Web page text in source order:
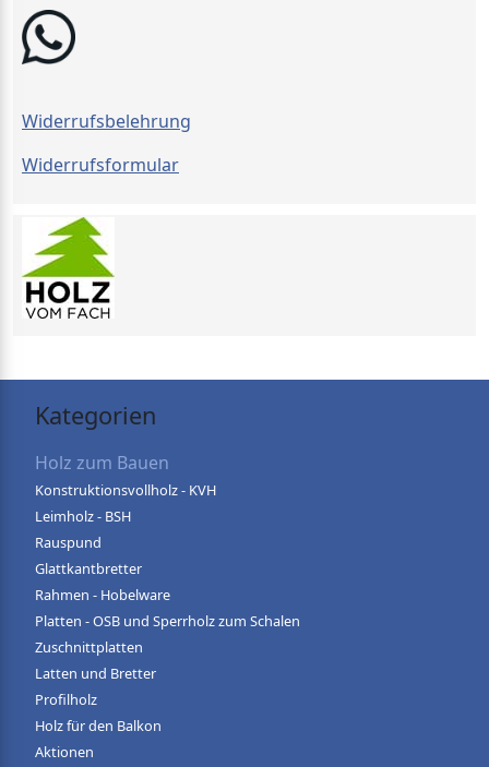
Widerrufsbelehrung
Widerrufsformular
Kategorien
Holz zum Bauen
Konstruktionsvollholz - KVH
Leimholz - BSH
Rauspund
Glattkantbretter
Rahmen - Hobelware
Platten - OSB und Sperrholz zum Schalen
Zuschnittplatten
Latten und Bretter
Profilholz
Holz für den Balkon
Aktionen